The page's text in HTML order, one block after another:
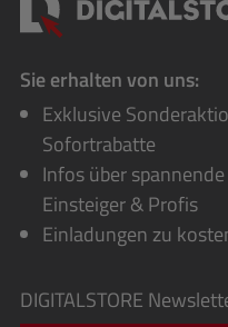
Sie erhalten von uns:
Exklusive
Sofortrabatte
Infos über
Einsteiger & Profis
Einladungen zu
DIGITALSTORE